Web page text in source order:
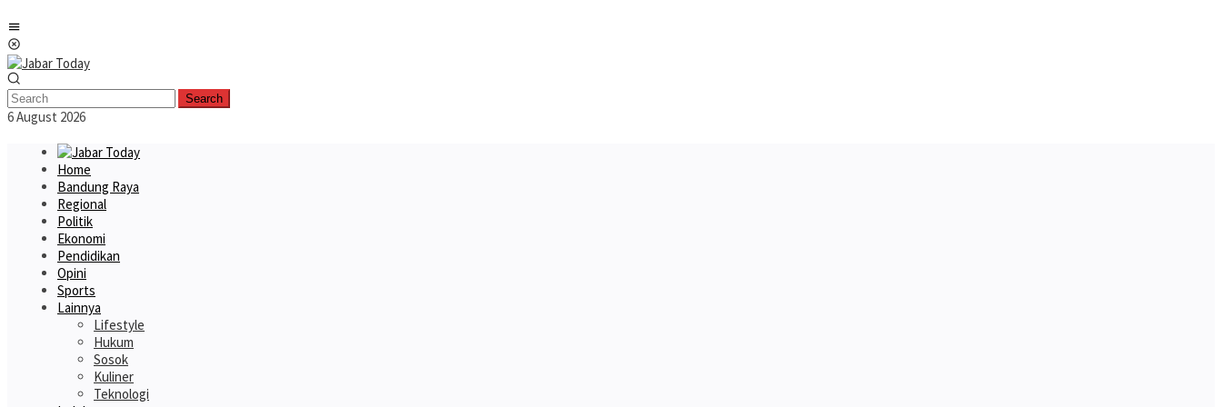
to
content
Search
6 August 2026
Home
Bandung Raya
Regional
Politik
Ekonomi
Pendidikan
Opini
Sports
Lainnya
Lifestyle
Hukum
Sosok
Kuliner
Teknologi